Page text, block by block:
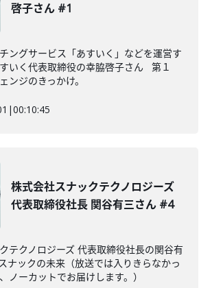
啓子さん #1
ングサービス「あすいく」などを運営す
いく代表取締役の幸脇啓子さん 第１
ンジのきっかけ。
|00:10:45
株式会社スナックテクノロジーズ
代表取締役社長 関谷有三さん #4
テクノロジーズ 代表取締役社長の関谷有
ナックの未来（放送では入りきらなかっ
ノーカットでお届けします。）